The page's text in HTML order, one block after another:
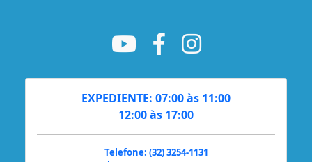
EXPEDIENTE: 07:00 às 11:00
12:00 às 17:00
Telefone: (32) 3254-1131